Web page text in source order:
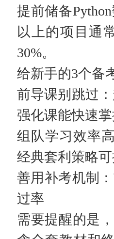
提前储备
以上的项目通
30%。
给新手的3个备
前导课别跳过
强化课能快速
组队学习效率
经典套利策略
善用补考机制
过率
需要提醒的是